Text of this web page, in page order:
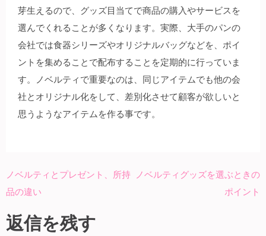
芽生えるので、グッズ目当てで商品の購入やサービスを
選んでくれることが多くなります。実際、大手のパンの
会社では食器シリーズやオリジナルバッグなどを、ポイ
ントを集めることで配布することを定期的に行っていま
す。ノベルティで重要なのは、同じアイテムでも他の会
社とオリジナル化をして、差別化させて顧客が欲しいと
思うようなアイテムを作る事です。
投
ナ
ノベルティとプレゼント、所持
品の違い
ノベルティグッズを選ぶときの
ポイント
返信を残す